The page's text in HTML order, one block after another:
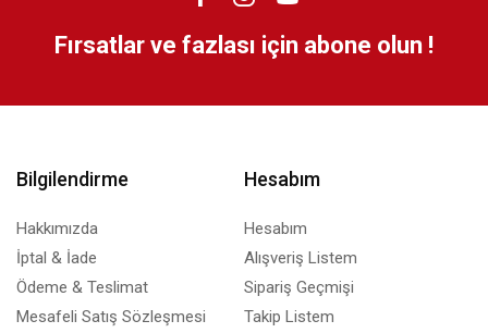
Fırsatlar ve fazlası için abone olun !
Bilgilendirme
Hakkımızda
İptal & İade
Ödeme & Teslimat
Mesafeli Satış Sözleşmesi
Hesabım
Hesabım
Alışveriş Listem
Sipariş Geçmişi
Takip Listem